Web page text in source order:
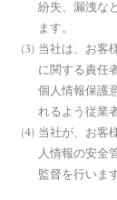
紛失、漏洩な
ます。
当社は、お客
に関する責任
個人情報保護
れるよう従業
当社が、お客
人情報の安全
監督を行いま